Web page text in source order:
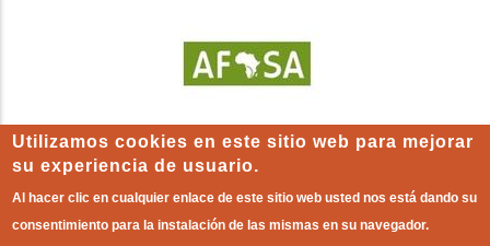
Utilizamos cookies en este sitio web para mejorar
su experiencia de usuario.
Al hacer clic en cualquier enlace de este sitio web usted nos está dando su
consentimiento para la instalación de las mismas en su navegador.